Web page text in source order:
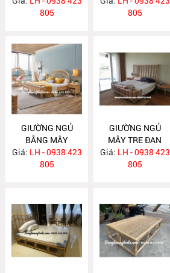
805
ĐẠI MA523
805
GIƯỜNG NGỦ
BẰNG MÂY
MA512
Giá: LH - 0938 423
805
GIƯỜNG NGỦ
MÂY TRE ĐAN
MA511
Giá: LH - 0938 423
805